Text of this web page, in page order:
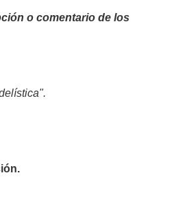
o comentario de los